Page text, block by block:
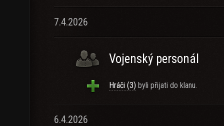
7.4.2026
Vojenský personál
Hráči (3) byli přijati do klanu.
6.4.2026